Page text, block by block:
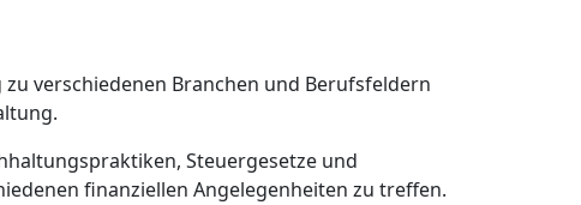
verschiedenen Branchen und Berufsfeldern
Steuergesetze und
finanziellen Angelegenheiten zu treffen.